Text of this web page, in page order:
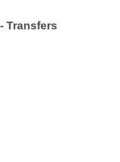
Transfers